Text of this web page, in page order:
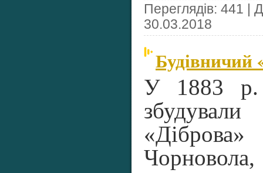
Переглядів: 441 |
30.03.2018
Будівничий
У 1883 р.